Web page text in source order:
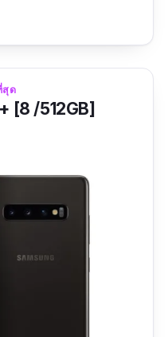
5 ดาวเลยครับ
งไม่เจอปัญหาอะไร
AMOLED
ลื่นทุกเกม
สุด
[8 /512GB]